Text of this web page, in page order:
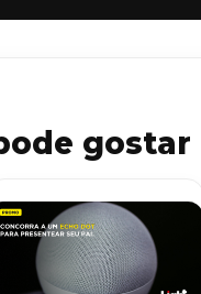
gostar